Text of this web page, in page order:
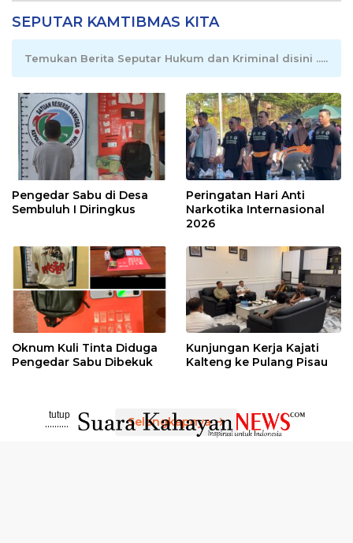
SEPUTAR KAMTIBMAS KITA
Temukan Berita Seputar Hukum dan Kriminal disini .....
Pengedar Sabu di Desa
Sembuluh I Diringkus
Peringatan Hari Anti
Narkotika Internasional
2026
Oknum Kuli Tinta Diduga
Pengedar Sabu Dibekuk
Kunjungan Kerja Kajati
Kalteng ke Pulang Pisau
Selengkapnya
tutup
..........